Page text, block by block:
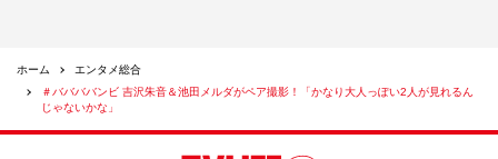
ホーム
エンタメ総合
＃ババババンビ 吉沢朱音＆池田メルダがペア撮影！「かなり大人っぽい2人が見れるん
じゃないかな」